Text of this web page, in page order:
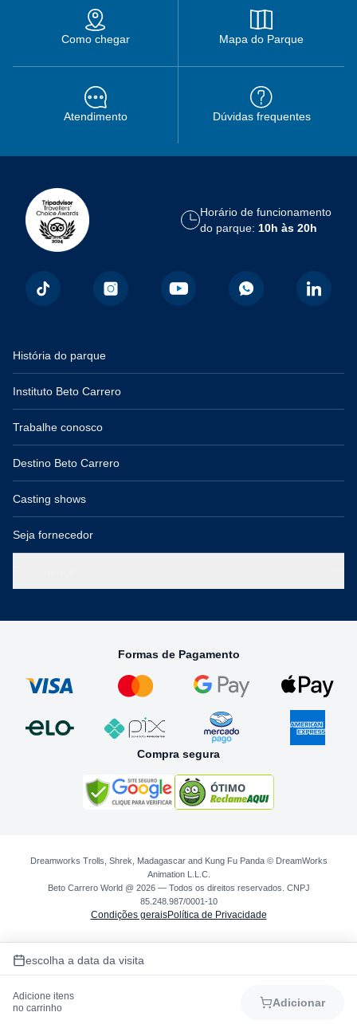
Como chegar Mapa do Parque
Atendimento Dúvidas frequentes
Horário de funcionamento
do parque: 10h às 20h
História do parque
Instituto Beto Carrero
Trabalhe conosco
Destino Beto Carrero
Casting shows
Seja fornecedor
Formas de Pagamento
Compra segura
Dreamworks Trolls, Shrek, Madagascar and Kung Fu Panda © DreamWorks
Animation L.L.C.
Beto Carrero World @ 2026 — Todos os direitos reservados. CNPJ
85.248.987/0001-10
Condições geraisPolítica de Privacidade
escolha a data da visita
Adicione itens
no carrinho
Adicionar